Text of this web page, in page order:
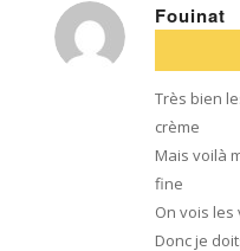
Fouinat
:
Très bien
crème
Mais voilà
fine
On vois les
Donc je